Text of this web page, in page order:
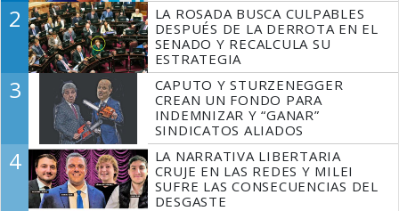
2
LA ROSADA BUSCA CULPABLES
DESPUÉS DE LA DERROTA EN EL
SENADO Y RECALCULA SU
ESTRATEGIA
3
CAPUTO Y STURZENEGGER
CREAN UN FONDO PARA
INDEMNIZAR Y “GANAR”
SINDICATOS ALIADOS
4
LA NARRATIVA LIBERTARIA
CRUJE EN LAS REDES Y MILEI
SUFRE LAS CONSECUENCIAS DEL
DESGASTE